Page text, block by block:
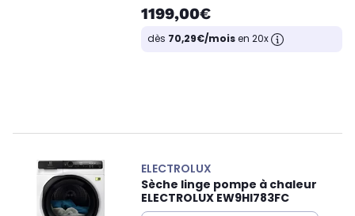
1199,00€
dès 70,29€/moisen 20x
ELECTROLUX
Sèche linge pompe à chaleur
ELECTROLUX EW9HI783FC